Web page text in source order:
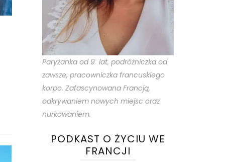
Paryżanka od 9 lat, podróżniczka od
zawsze, pracowniczka francuskiego
korpo. Zafascynowana Francją,
odkrywaniem nowych miejsc oraz
nurkowaniem.
PODKAST O ŻYCIU WE
FRANCJI